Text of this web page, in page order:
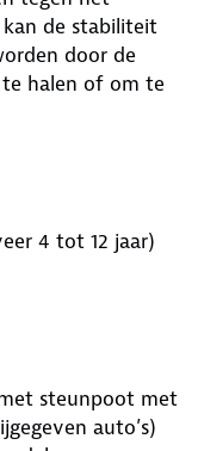
kan de stabiliteit
door de
halen of om te
4 tot 12 jaar)
steunpoot met
auto’s)